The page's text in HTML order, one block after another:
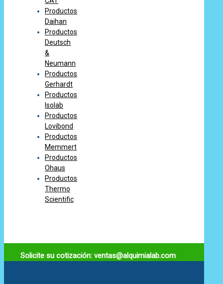
Productos
Daihan
Productos
Deutsch
&
Neumann
Productos
Gerhardt
Productos
Isolab
Productos
Lovibond
Productos
Memmert
Productos
Ohaus
Productos
Thermo
Scientific
Solicite su cotización: ventas@alquimialab.com